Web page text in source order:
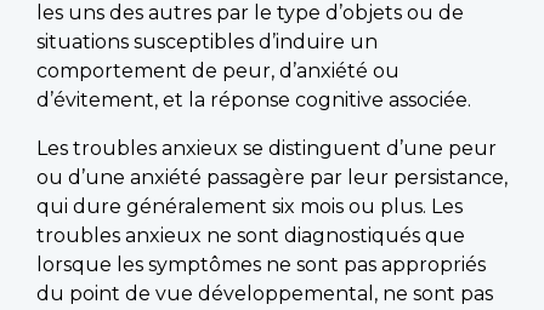
les uns des autres par le type d’objets ou de
situations susceptibles d’induire un
comportement de peur, d’anxiété ou
d’évitement, et la réponse cognitive associée.
Les troubles anxieux se distinguent d’une peur
ou d’une anxiété passagère par leur persistance,
qui dure généralement six mois ou plus. Les
troubles anxieux ne sont diagnostiqués que
lorsque les symptômes ne sont pas appropriés
du point de vue développemental, ne sont pas